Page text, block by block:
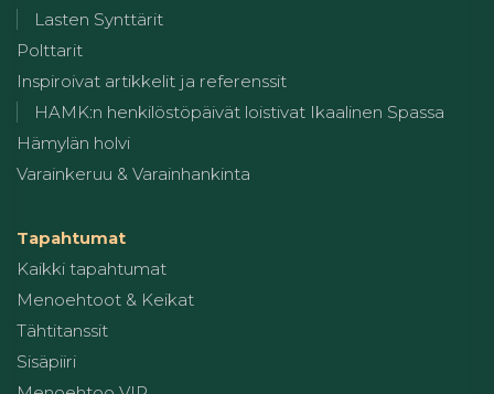
Lasten Synttärit
Polttarit
Inspiroivat artikkelit ja referenssit
HAMK:n henkilöstöpäivät loistivat Ikaalinen Spassa
Hämylän holvi
Varainkeruu & Varainhankinta
Tapahtumat
Kaikki tapahtumat
Menoehtoot & Keikat
Tähtitanssit
Sisäpiiri